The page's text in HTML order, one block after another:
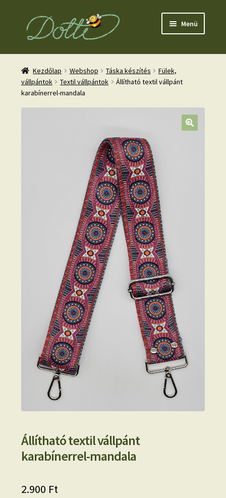
Ugrás
Kilépés
Menü
Kezdőlap Webshop Táska készítés
Fülek,
vállpántok
Textil vállpántok
Állítható textil vállpánt
karabínerrel-mandala
Állítható textil vállpánt
karabínerrel-mandala
2.900 Ft